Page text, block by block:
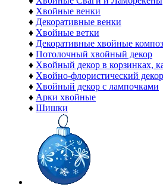
♦ Хвойные венки
♦ Декоративные венки
♦ Хвойные ветки
♦ Декоративные хвойные
♦ Потолочный хвойный декор
♦ Хвойный декор в корзинках,
♦ Хвойно-флористический декор
♦ Хвойный декор с лампочками
♦ Арки хвойные
♦ Шишки